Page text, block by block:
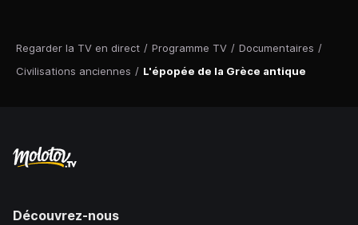
Regarder la TV en direct / Programme TV / Documentaires /
Civilisations anciennes / L'épopée de la Grèce antique
Découvrez-nous